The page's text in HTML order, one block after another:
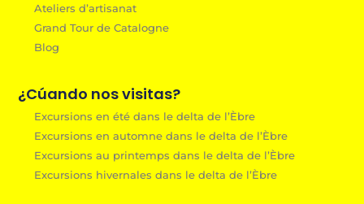
Ateliers d’artisanat
Grand Tour de Catalogne
Blog
¿Cúando nos visitas?
Excursions en été dans le delta de l’Èbre
Excursions en automne dans le delta de l’Èbre
Excursions au printemps dans le delta de l’Èbre
Excursions hivernales dans le delta de l’Èbre